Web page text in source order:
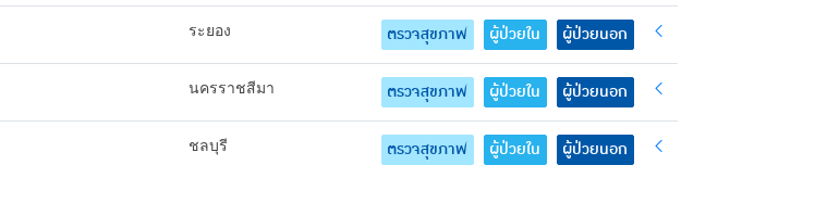
ระยอง ตรวจสุขภาพ ผู้ป่วยใน ผู้ป่วยนอก
นครราชสีมา ตรวจสุขภาพ ผู้ป่วยใน ผู้ป่วยนอก
ชลบุรี ตรวจสุขภาพ ผู้ป่วยใน ผู้ป่วยนอก